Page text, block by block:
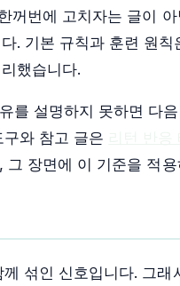
꺼번에 고치자는 글이
. 기본 규칙과 훈련 원칙
했습니다.
를 설명하지 못하면 다
와 참고 글은
장면에 이 기준을 적용
섞인 신호입니다. 그래